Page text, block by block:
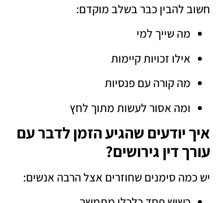
חשוב להבין כבר בשלב מוקדם:
מה שייך למי
אילו זכויות קיימות
מה קורה עם פנסיות
ומה אסור לעשות מתוך לחץ
איך יודעים שהגיע הזמן לדבר עם
עורך דין גירושים?
יש כמה סימנים שחוזרים אצל הרבה אנשים: